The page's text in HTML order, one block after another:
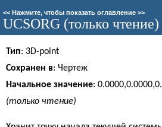
<< Нажмите, чтобы показать оглавление >>
UCSORG (только чтение)
Тип: 3D-point
Сохранен в: Чертеж
Начальное значение:
(только чтение)